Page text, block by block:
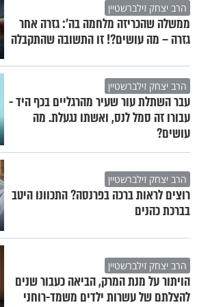
הרב יצחק זילברשטיין
ממשלה שהכריזה מלחמה בה’: גזרה אחר
גזרה – מה עושים?! זו התשובה שהתקבלה
הרב יצחק זילברשטיין
עבר השתלת עור שעיר מהרגליים בכף היד -
עבורו זה סמל לנס, ואשתו נגעלת. מה
עושים?
הרב יצחק זילברשטיין
רוצים לראות ברכה בפרנסה? התכוונו היטב
בברכת כהנים
הרב יצחק זילברשטיין
הויתור על מנת המרק, הביאה כעבור שנים
להצלתם של עשרות ילדים משמד-רוחני